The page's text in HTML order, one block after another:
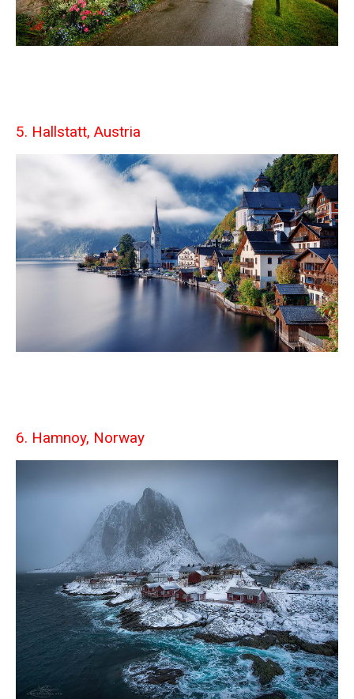
5. Hallstatt, Austria
6. Hamnoy, Norway